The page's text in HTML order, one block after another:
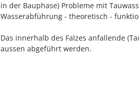
in der Bauphase) Probleme mit
Wasserabführung - theoretisch -
Das innerhalb des Falzes anfallende
aussen abgeführt werden.